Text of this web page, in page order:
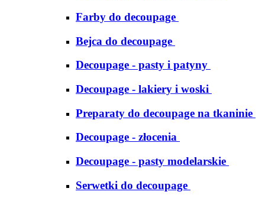
Farby do decoupage
Bejca do decoupage
Decoupage - pasty i patyny
Decoupage - lakiery i woski
Preparaty do decoupage na tkaninie
Decoupage - złocenia
Decoupage - pasty modelarskie
Serwetki do decoupage